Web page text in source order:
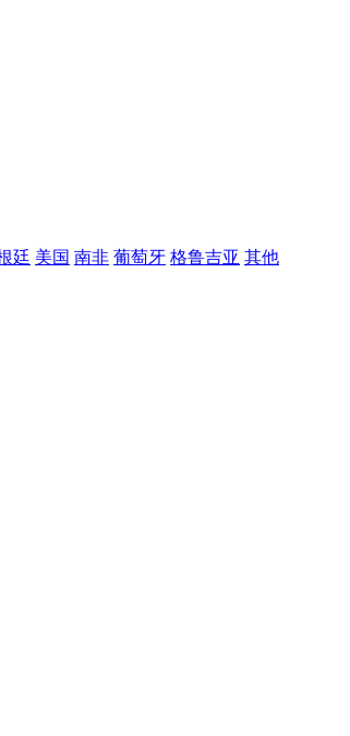
廷 美国 南非 葡萄牙 格鲁吉亚 其他